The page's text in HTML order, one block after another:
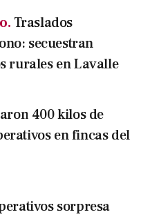
Traslados
secuestran
rurales en Lavalle
400 kilos de
en fincas del
sorpresa